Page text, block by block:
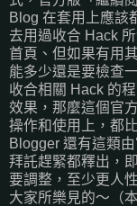
Blog 在套用上應該
去用過收合 Hack
首頁、但如果有用
能多少還是要檢查
收合相關 Hack 的
效果，那麼這個官
操作和使用上，都
Blogger 還有這類
拜託趕緊都釋出，
要調整，至少更人
大家所樂見的～（